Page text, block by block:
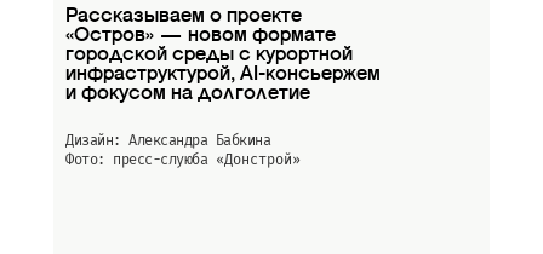
Рассказываем о проекте
«Остров» — новом формате
городской среды с курортной
инфраструктурой, AI-консьержем
и фокусом на долголетие
Дизайн: Александра Бабкина
Фото: пресс-слуюба «Донстрой»